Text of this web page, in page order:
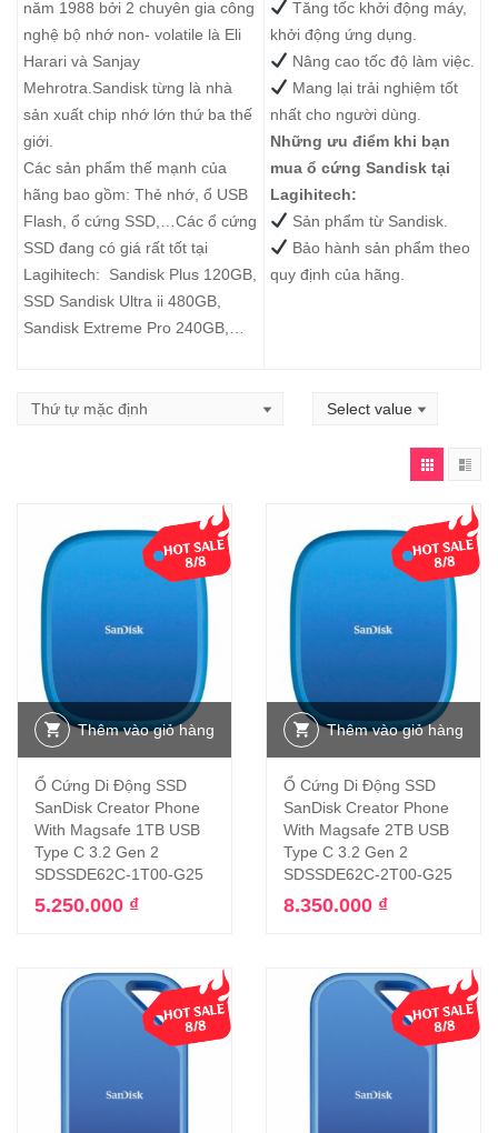
năm 1988 bởi 2 chuyên gia công
nghệ bộ nhớ non- volatile là Eli
Harari và Sanjay
Mehrotra.Sandisk từng là nhà
sản xuất chip nhớ lớn thứ ba thế
giới.
Các sản phẩm thế mạnh của
hãng bao gồm: Thẻ nhớ, ổ USB
Flash, ổ cứng SSD,…Các ổ cứng
SSD đang có giá rất tốt tại
Lagihitech: Sandisk Plus 120GB
SSD Sandisk Ultra ii 480GB
Sandisk Extreme Pro 240GB
Tăng tốc khởi động máy,
khởi động ứng dụng.
Nâng cao tốc độ làm việc.
Mang lại trải nghiệm tốt
nhất cho người dùng.
Những ưu điểm khi bạn
mua ổ cứng Sandisk tại
Lagihitech:
Sản phẩm từ Sandisk.
Bảo hành sản phẩm theo
quy định của hãng.
Thêm vào giỏ hàng
Ổ Cứng Di Động SSD
SanDisk Creator Phone
With Magsafe 1TB USB
Type C 3.2 Gen 2
SDSSDE62C-1T00-G25
5.250.000 ₫
Thêm vào giỏ hàng
Ổ Cứng Di Động SSD
SanDisk Creator Phone
With Magsafe 2TB USB
Type C 3.2 Gen 2
SDSSDE62C-2T00-G25
8.350.000 ₫